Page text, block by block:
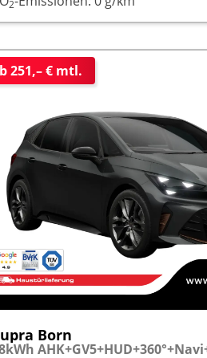
2
251,– € mtl.
Born